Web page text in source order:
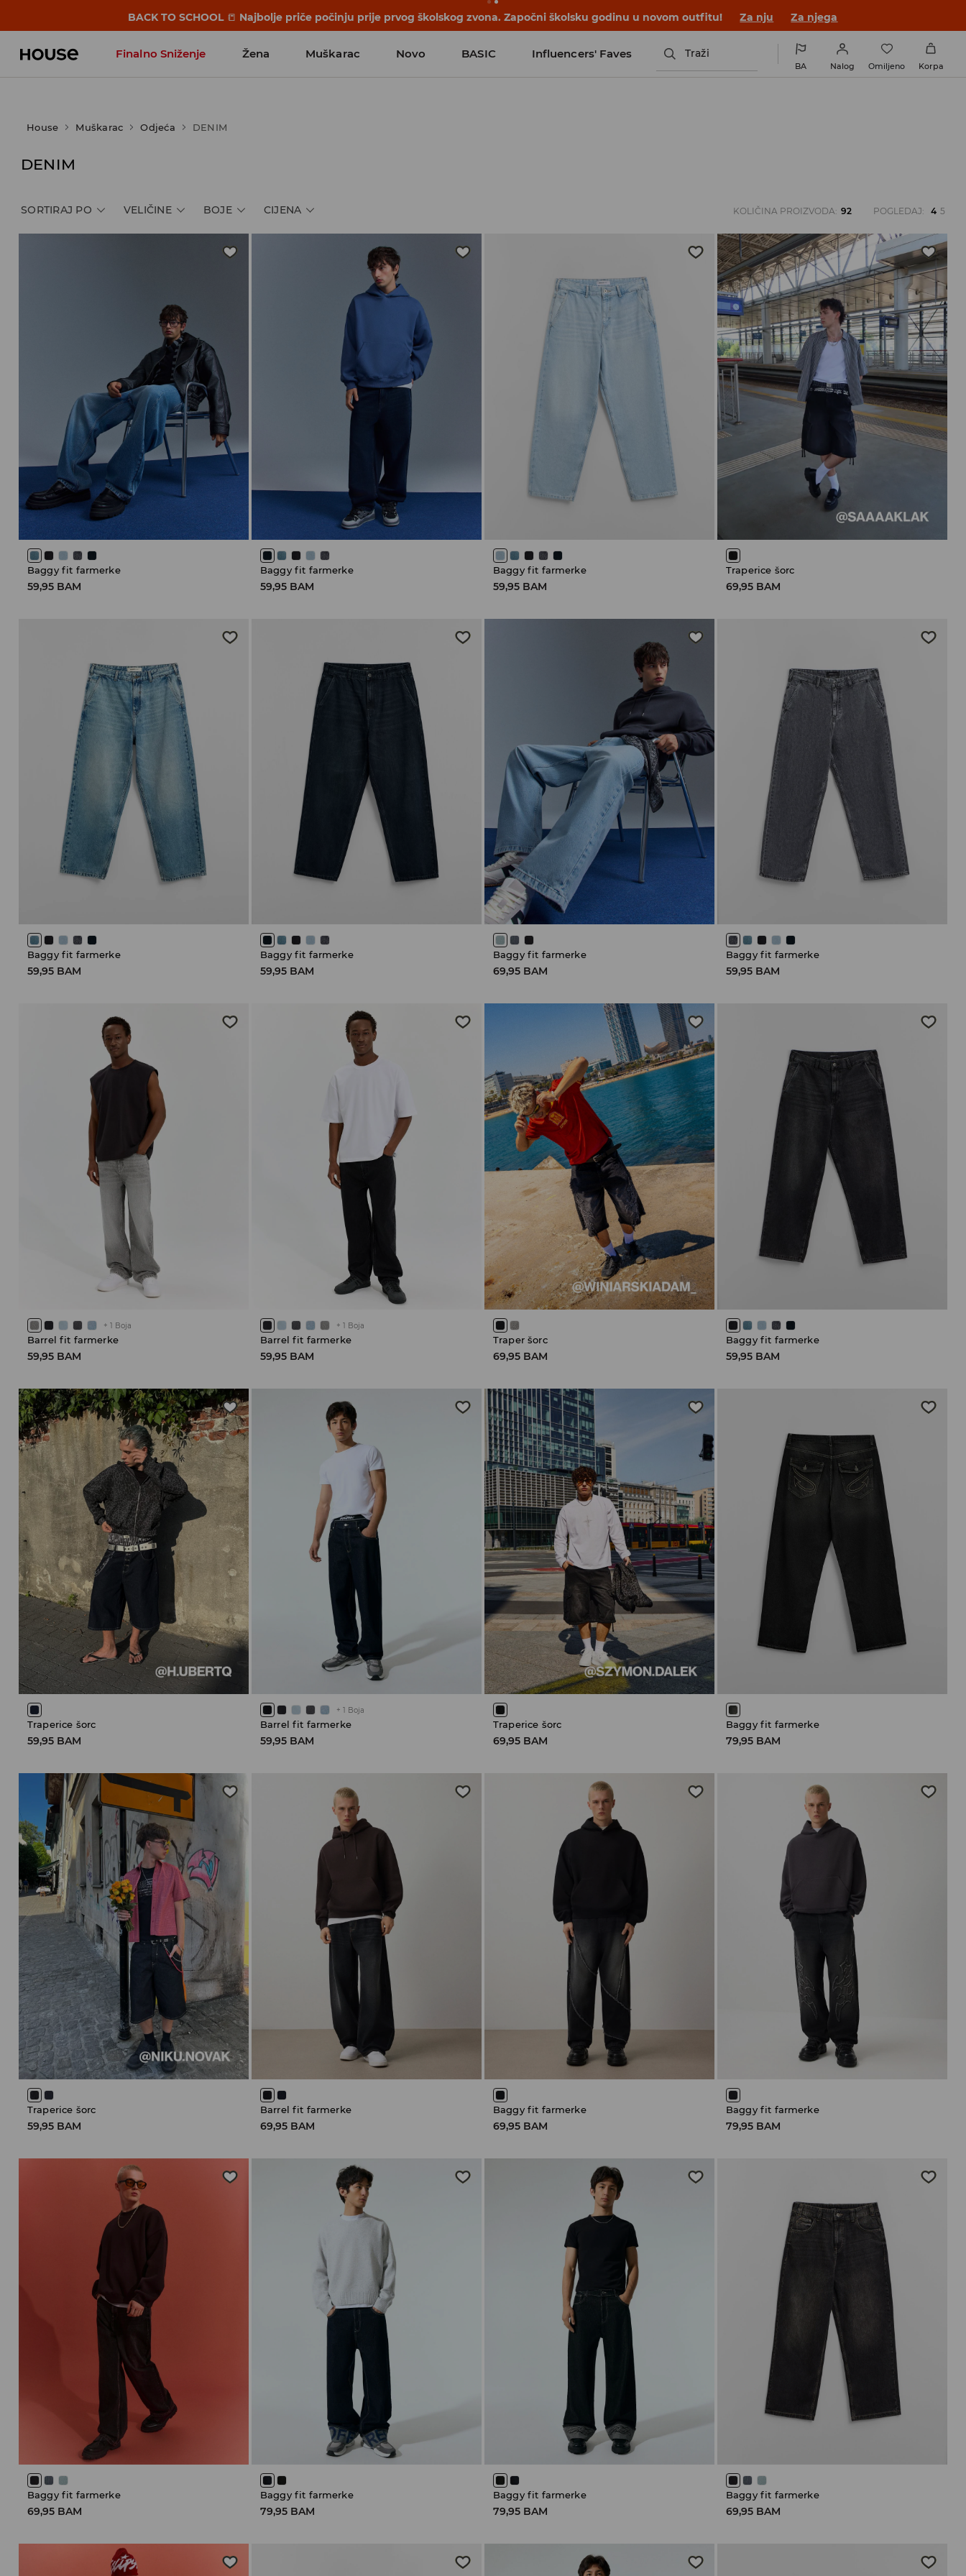
BACK TO SCHOOL 📒 Najbolje priče počinju prije prvog školskog zvona. Započni školsku godinu u novom outfitu! Za nju Za njega
Finalno Sniženje Žena Muškarac Novo BASIC Influencers' Faves Traži
BA Nalog Omiljeno Korpa
House Muškarac Odjeća DENIM
DENIM
SORTIRAJ PO VELIČINE BOJE CIJENA KOLIČINA PROIZVODA: 92 POGLEDAJ: 4 5
Baggy fit farmerke
59,95 BAM
Baggy fit farmerke
59,95 BAM
Baggy fit farmerke
59,95 BAM
Traperice šorc
69,95 BAM
Baggy fit farmerke
59,95 BAM
Baggy fit farmerke
59,95 BAM
Baggy fit farmerke
69,95 BAM
Baggy fit farmerke
59,95 BAM
+ 1 Boja
Barrel fit farmerke
59,95 BAM
+ 1 Boja
Barrel fit farmerke
59,95 BAM
Traper šorc
69,95 BAM
Baggy fit farmerke
59,95 BAM
Traperice šorc
59,95 BAM
+ 1 Boja
Barrel fit farmerke
59,95 BAM
Traperice šorc
69,95 BAM
Baggy fit farmerke
79,95 BAM
Traperice šorc
59,95 BAM
Barrel fit farmerke
69,95 BAM
Baggy fit farmerke
69,95 BAM
Baggy fit farmerke
79,95 BAM
Baggy fit farmerke
69,95 BAM
Baggy fit farmerke
79,95 BAM
Baggy fit farmerke
79,95 BAM
Baggy fit farmerke
69,95 BAM